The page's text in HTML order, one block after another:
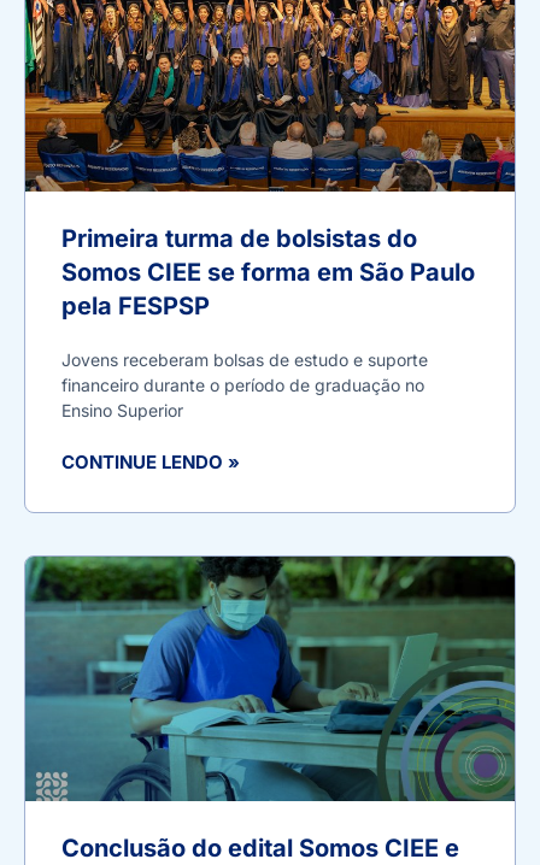
Primeira turma de bolsistas do
Somos CIEE se forma em São Paulo
pela FESPSP
Jovens receberam bolsas de estudo e suporte
financeiro durante o período de graduação no
Ensino Superior
CONTINUE LENDO »
Conclusão do edital Somos CIEE e